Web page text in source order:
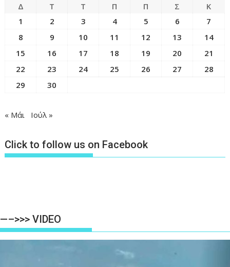
Δ Τ Τ Π Π Σ
Κ
1
2 3 4 5 6
7
8
9 10 11 12 13
14
15
16 17 18 19 20
21
22
23 24 25 26 27
28
29
30
« Μάι Ιούλ »
Click to follow us on Facebook
—–>>> VIDEO